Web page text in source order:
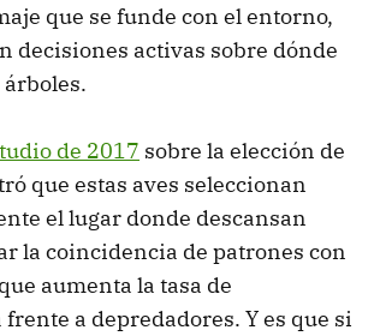
que se funde con el entorno,
decisiones activas sobre dónde
de 2017 sobre la elección de
que estas aves seleccionan
el lugar donde descansan
la coincidencia de patrones con
aumenta la tasa de
a depredadores. Y es que si